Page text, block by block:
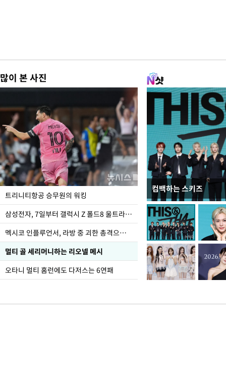
많이 본 사진
트리니티항공 승무원의 워킹
삼성전자, 7일부터 갤럭시 Z 폴드8 울트라·폴드8·플립8 출시
멕시코 인플루언서, 라방 중 괴한 총격으로 사망
멀티 골 세리머니하는 리오넬 메시
오타니 멀티 홈런에도 다저스는 6연패
컴백하는 스키즈
입추 하루 앞둔 전남
폭염